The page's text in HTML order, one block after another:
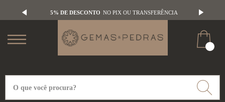
5% DE DESCONTO NO PIX OU TRANSFERÊNCIA